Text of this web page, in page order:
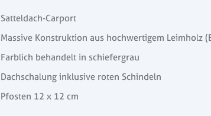
Satteldach-Carport
Massive Konstruktion aus hochwertigem Leimholz
Farblich behandelt in schiefergrau
Dachschalung inklusive roten Schindeln
Pfosten 12 x 12 cm